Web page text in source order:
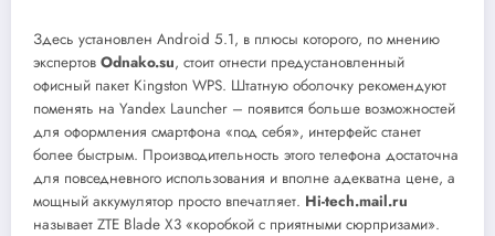
Здесь установлен Android 5.1, в плюсы которого, по мнению
экспертов Odnako.su, стоит отнести предустановленный
офисный пакет Kingston WPS. Штатную оболочку рекомендуют
поменять на Yandex Launcher – появится больше возможностей
для оформления смартфона «под себя», интерфейс станет
более быстрым. Производительность этого телефона достаточна
для повседневного использования и вполне адекватна цене, а
мощный аккумулятор просто впечатляет. Hi-tech.mail.ru
называет ZTE Blade X3 «коробкой с приятными сюрпризами».